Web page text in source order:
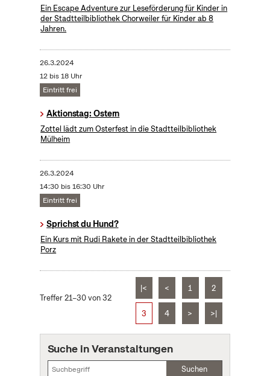
Ein Escape Adventure zur Leseförderung für Kinder in
der Stadtteilbibliothek Chorweiler für Kinder ab 8
Jahren.
26.3.2024
12 bis 18 Uhr
Eintritt frei
Aktionstag: Ostern
Zottel lädt zum Osterfest in die Stadtteilbibliothek
Mülheim
26.3.2024
14:30 bis 16:30 Uhr
Eintritt frei
Sprichst du Hund?
Ein Kurs mit Rudi Rakete in der Stadtteilbibliothek
Porz
Treffer 21–30 von 32
|< < 1 2
3 4 > >|
Suche in Veranstaltungen
Suchen